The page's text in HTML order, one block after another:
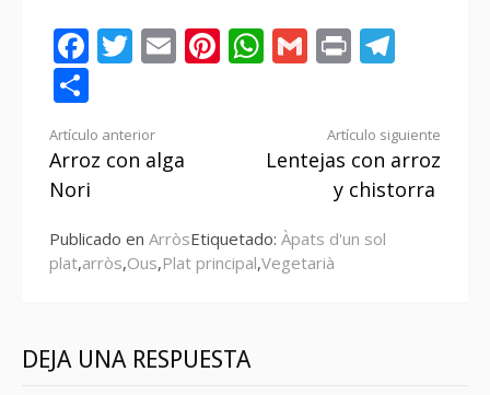
Facebook
Twitter
EmailPinterest
WhatsApp
Gmail
Print
Seguir
leyendo
Artículo anterior
Arroz con alga
Nori
Artículo siguiente
Lentejas con arroz
y chistorra
Publicado en ArròsEtiquetado: Àpats d'un sol
plat,arròs,Ous,Plat principal,Vegetarià
DEJA UNA RESPUESTA